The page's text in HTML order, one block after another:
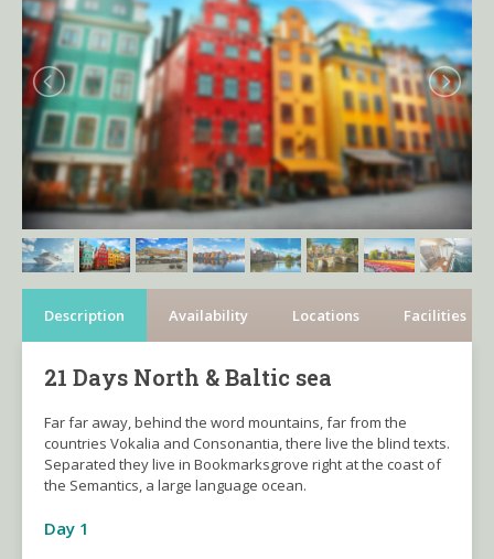
Description Availability Locations Facilities
21 Days North & Baltic sea
Far far away, behind the word mountains, far from the
countries Vokalia and Consonantia, there live the blind texts.
Separated they live in Bookmarksgrove right at the coast of
the Semantics, a large language ocean.
Day 1